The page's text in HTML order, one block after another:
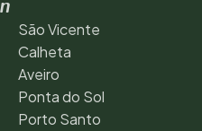
São Vicente
Calheta
Aveiro
Ponta do Sol
Porto Santo